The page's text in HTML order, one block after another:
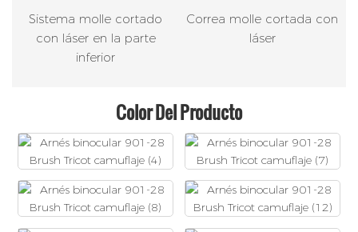
Sistema molle cortado
con láser en la parte
inferior
Correa molle cortada con
láser
Color Del Producto